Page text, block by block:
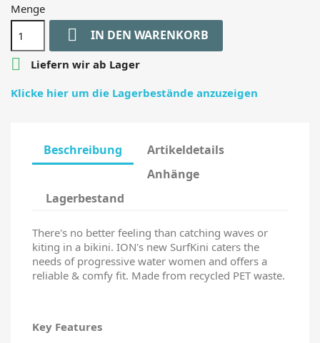
Menge
 IN DEN WARENKORB

Liefern wir ab Lager
Klicke hier um die Lagerbestände anzuzeigen
Beschreibung
Artikeldetails
Anhänge
Lagerbestand
There's no better feeling than catching waves or
kiting in a bikini. ION's new SurfKini caters the
needs of progressive water women and offers a
reliable & comfy fit. Made from recycled PET waste.
Key Features